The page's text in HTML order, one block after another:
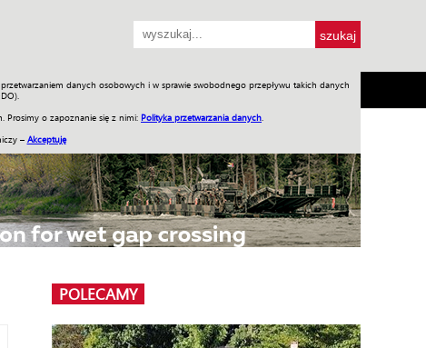
danych osobowych i w sprawie swobodnego przepływu takich danych
Prosimy o zapoznanie się z nimi: Polityka przetwarzania danych
– Akceptuję
SKLEP Jednodniówki Praca w WIW
POLECAMY